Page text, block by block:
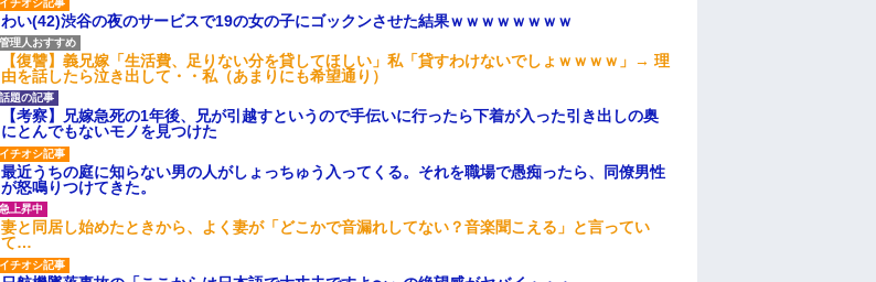
わい(42)渋谷の夜のサービスで19の女の子にゴックンさせた結果ｗｗｗｗｗｗｗｗ
【復讐】義兄嫁「生活費、足りない分を貸してほしい」私「貸すわけないでしょｗｗｗｗ」→ 理
由を話したら泣き出して・・私（あまりにも希望通り）
【考察】兄嫁急死の1年後、兄が引越すというので手伝いに行ったら下着が入った引き出しの奥
にとんでもないモノを見つけた
最近うちの庭に知らない男の人がしょっちゅう入ってくる。それを職場で愚痴ったら、同僚男性
が怒鳴りつけてきた。
妻と同居し始めたときから、よく妻が「どこかで音漏れしてない？音楽聞こえる」と言ってい
て…